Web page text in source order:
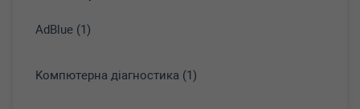
AdBlue (1)
Koмпютepнa діaгнocтикa (1)